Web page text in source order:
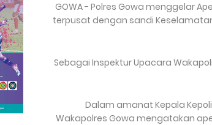
GOWA - Polres Gowa menggelar
terpusat dengan sandi
Sebagai Inspektur Upacara
Dalam amanat Kepala
Wakapolres Gowa mengatakan